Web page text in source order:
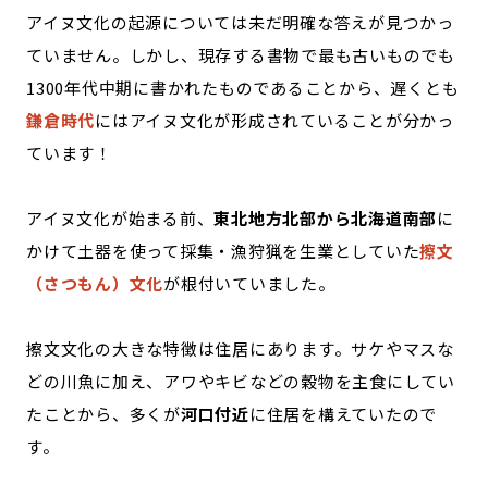
アイヌ文化の起源については未だ明確な答えが見つかっ
ていません。しかし、現存する書物で最も古いものでも
1300年代中期に書かれたものであることから、遅くとも
鎌倉時代にはアイヌ文化が形成されていることが分かっ
ています！
アイヌ文化が始まる前、東北地方北部から北海道南部に
かけて土器を使って採集・漁狩猟を生業としていた擦文
（さつもん）文化が根付いていました。
擦文文化の大きな特徴は住居にあります。サケやマスな
どの川魚に加え、アワやキビなどの穀物を主食にしてい
たことから、多くが河口付近に住居を構えていたので
す。